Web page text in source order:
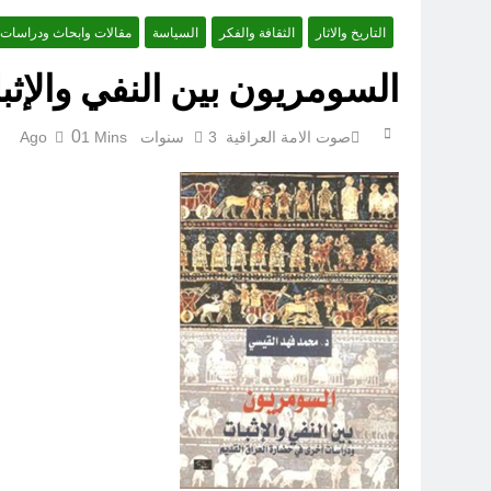
قراءة تحليليّة في الأبعاد
التاريخ والاثار الثقافة والفكر السياسة مقالات وابحاث ودراسات
السومريون بين النفي
صوت الامة العراقية 3 سنوات Ago 01 Mins